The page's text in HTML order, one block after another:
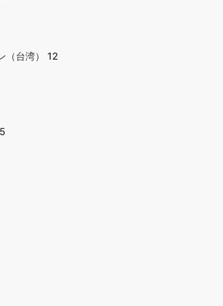
（台湾） 12
5